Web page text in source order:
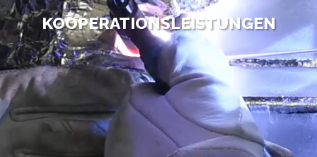
KOOPERATIONSLEISTUNGEN